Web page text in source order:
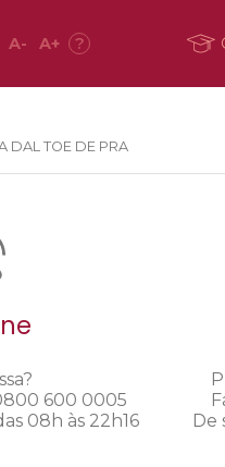
A- A+ ?
DAL TOE DE PRA
600 0005
08h às 22h16
De